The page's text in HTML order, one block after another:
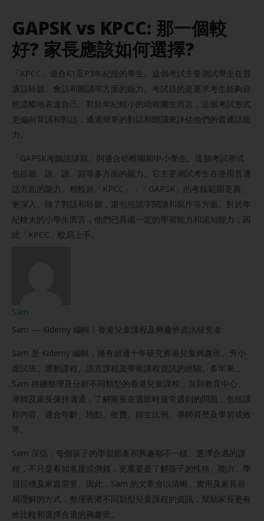
GAPSK vs KPCC: 那一個較
好? 家長應該如何選擇?
「KPCC」適合K1至P3年紀段的學生。這個考試主要測試學生在普
通話聆聽、會話和朗誦等方面的能力。考試目的是要求考生能夠自
然流暢地表達自己。對於年紀較小的幼稚園生而言，這個考試形式
更偏向背誦和對話，通過簡單的對話和朗誦來評估他們的普通話能
力。
「GAPSK考聽說讀寫」則適合幼稚園和中小學生。這個考試形式
包括聽、說、讀、寫等多方面的能力。它主要測試考生在使用普通
話方面的能力。相較於「KPCC」，「GAPSK」的考核範圍更廣、
更深入。除了對話和聆聽，還包括認字閱讀和寫作等方面。對於年
紀較大的小學生而言，他們已具備一定的學習能力和認知能力，因
此「KPCC」較易上手。
Sam
Sam — Kidemy 編輯｜香港兒童課程及興趣班資訊研究者
Sam 是 Kidemy 編輯，擁有超過十年研究香港兒童興趣班、升小
面試班、運動課程、語言課程及學術課程資訊的經驗。多年來，
Sam 持續整理及分析不同類型的香港兒童課程，並與教育中心、
導師及家長保持溝通，了解家長在選班時最常遇到的問題，包括課
程內容、適合年齡、地點、收費、師生比例、導師資歷及學習成效
等。
Sam 深信，每個孩子的學習節奏和興趣都不一樣。選擇合適的課
程，不只是看知名度或價錢，更重要是了解孩子的性格、能力、學
習目標及家庭需要。因此，Sam 的文章會以清晰、實用及家長容
易理解的方式，整理香港不同類型兒童課程的資訊，幫助家長更有
效比較和選擇合適的興趣班。